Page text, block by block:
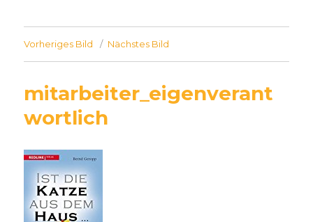
Vorheriges Bild Nächstes Bild
mitarbeiter_eigenverant
wortlich